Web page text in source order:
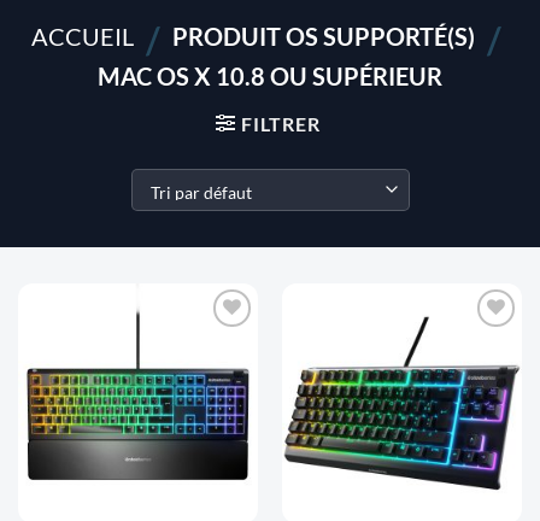
ACCUEIL / PRODUIT OS SUPPORTÉ(S) /
MAC OS X 10.8 OU SUPÉRIEUR
FILTRER
À LA
LISTE
D'ENVIES
À LA
LISTE
D'ENVIES